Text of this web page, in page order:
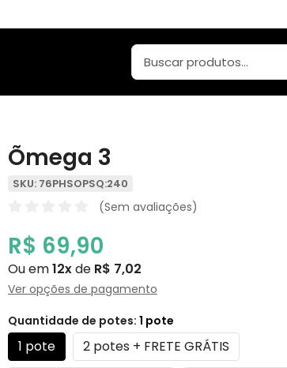
Õmega 3
SKU: 76PHSOPSQ:240
(Sem avaliações)
R$ 69,90
Ou em12xde R$ 7,02
Ver opções de pagamento
Quantidade de potes: 1 pote
1 pote
2 potes + FRETE GRÁTIS